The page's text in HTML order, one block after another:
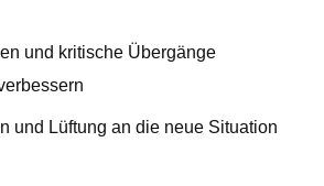
und kritische Übergänge
und Lüftung an die neue Situation